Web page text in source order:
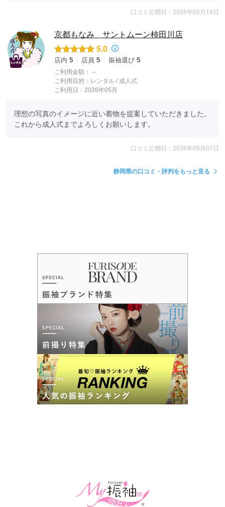
口コミ公開日：2026年05月16日
京都もなみ サントムーン柿田川店
5.0
店内 5 店員 5 振袖選び 5
ご利用金額： --
ご利用目的： レンタル / 成人式
ご利用日：2026年05月
理想の写真のイメージに近い着物を提案していただきました。
これから成人式までよろしくお願いします。
口コミ公開日：2026年05月07日
静岡県の口コミ・評判をもっと見る